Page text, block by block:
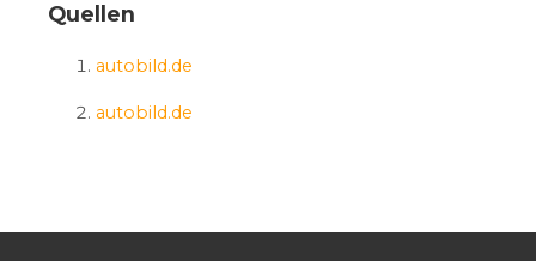
Quellen
autobild.de
autobild.de